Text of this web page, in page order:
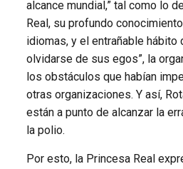
alcance mundial,” tal como lo
Real, su profundo
idiomas, y el entrañable
olvidarse de sus egos”, la
los obstáculos que habían
otras organizaciones. Y así,
están a punto de alcanzar la
la polio.
Por esto, la Princesa Real